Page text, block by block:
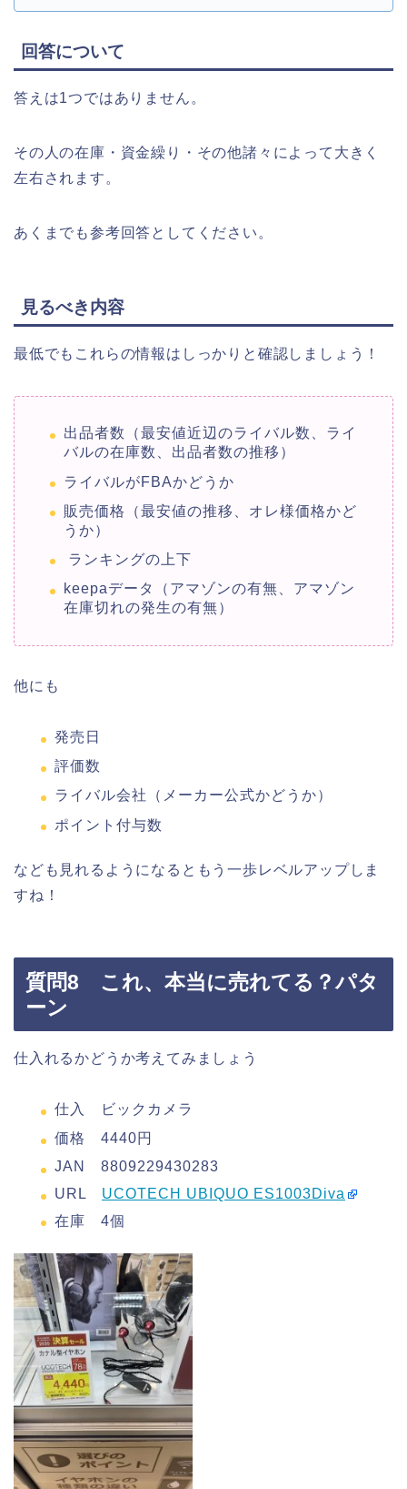
回答について
答えは1つではありません。
その人の在庫・資金繰り・その他諸々によって大きく
左右されます。
あくまでも参考回答としてください。
見るべき内容
最低でもこれらの情報はしっかりと確認しましょう！
出品者数（最安値近辺のライバル数、ライ
バルの在庫数、出品者数の推移）
ライバルがFBAかどうか
販売価格（最安値の推移、オレ様価格かど
うか）
ランキングの上下
keepaデータ（アマゾンの有無、アマゾン
在庫切れの発生の有無）
他にも
発売日
評価数
ライバル会社（メーカー公式かどうか）
ポイント付与数
なども見れるようになるともう一歩レベルアップしま
すね！
質問8 これ、本当に売れてる？パタ
ーン
仕入れるかどうか考えてみましょう
仕入 ビックカメラ
価格 4440円
JAN 8809229430283
URL UCOTECH UBIQUO ES1003Diva
在庫 4個